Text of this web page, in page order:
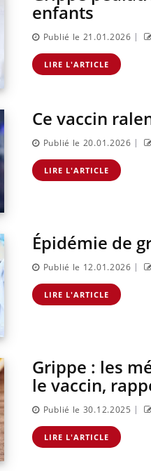
enfants
Publié le 21.01.2026 |
LIRE L'ARTICLE
Ce vaccin
Publié le 20.01.2026 |
LIRE L'ARTICLE
Épidémie de
Publié le 12.01.2026 |
LIRE L'ARTICLE
Grippe : les
le vaccin,
Publié le 30.12.2025 |
LIRE L'ARTICLE